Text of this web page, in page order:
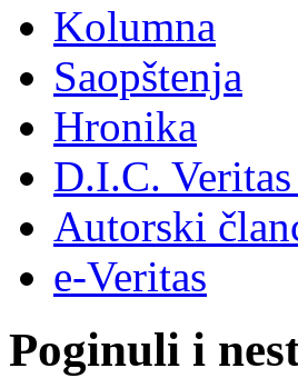
Kolumna
Saopštenja
Hronika
D.I.C.
Autorski
e-Veritas
Poginuli i